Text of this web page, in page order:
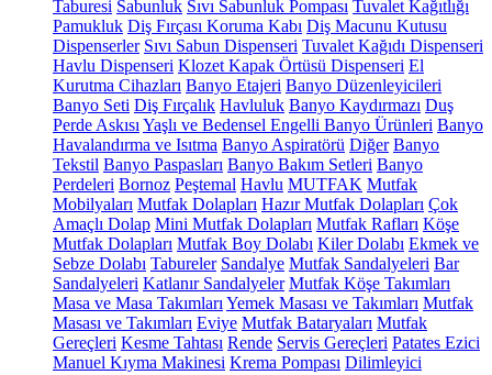
Taburesi Sabunluk Sıvı Sabunluk Pompası Tuvalet Kağıtlığı
Pamukluk Diş Fırçası Koruma Kabı Diş Macunu Kutusu
Dispenserler Sıvı Sabun Dispenseri Tuvalet Kağıdı Dispenseri
Havlu Dispenseri Klozet Kapak Örtüsü Dispenseri El
Kurutma Cihazları Banyo Etajeri Banyo Düzenleyicileri
Banyo Seti Diş Fırçalık Havluluk Banyo Kaydırmazı Duş
Perde Askısı Yaşlı ve Bedensel Engelli Banyo Ürünleri Banyo
Havalandırma ve Isıtma Banyo Aspiratörü Diğer Banyo
Tekstil Banyo Paspasları Banyo Bakım Setleri Banyo
Perdeleri Bornoz Peştemal Havlu MUTFAK Mutfak
Mobilyaları Mutfak Dolapları Hazır Mutfak Dolapları Çok
Amaçlı Dolap Mini Mutfak Dolapları Mutfak Rafları Köşe
Mutfak Dolapları Mutfak Boy Dolabı Kiler Dolabı Ekmek ve
Sebze Dolabı Tabureler Sandalye Mutfak Sandalyeleri Bar
Sandalyeleri Katlanır Sandalyeler Mutfak Köşe Takımları
Masa ve Masa Takımları Yemek Masası ve Takımları Mutfak
Masası ve Takımları Eviye Mutfak Bataryaları Mutfak
Gereçleri Kesme Tahtası Rende Servis Gereçleri Patates Ezici
Manuel Kıyma Makinesi Krema Pompası Dilimleyici